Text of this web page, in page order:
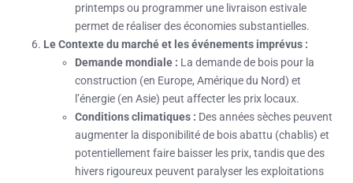
printemps ou programmer une livraison estivale
permet de réaliser des économies substantielles.
Le Contexte du marché et les événements imprévus :
Demande mondiale : La demande de bois pour la
construction (en Europe, Amérique du Nord) et
l’énergie (en Asie) peut affecter les prix locaux.
Conditions climatiques : Des années sèches peuvent
augmenter la disponibilité de bois abattu (chablis) et
potentiellement faire baisser les prix, tandis que des
hivers rigoureux peuvent paralyser les exploitations